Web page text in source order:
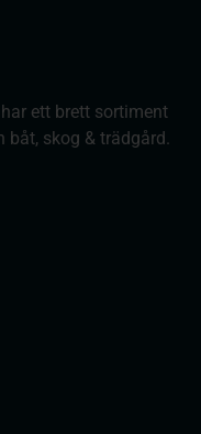
ett brett sortiment
skog & trädgård.